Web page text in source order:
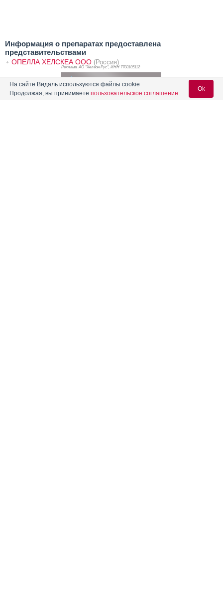
Информация о препаратах предоставлена
представительствами
ОПЕЛЛА ХЕЛСКЕА ООО (Россия)
Реклама. АО "Хелеон Рус", ИНН 7703105112
На сайте Видаль используются файлы cookie
Продолжая, вы принимаете пользовательское соглашение.
Ok